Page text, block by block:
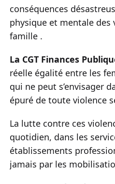
conséquences
physique et mentale des
famille .
La CGT Finances
réelle égalité entre les
qui ne peut s’envisager
épuré de toute violence
La lutte contre ces
quotidien, dans les
établissements
jamais par les